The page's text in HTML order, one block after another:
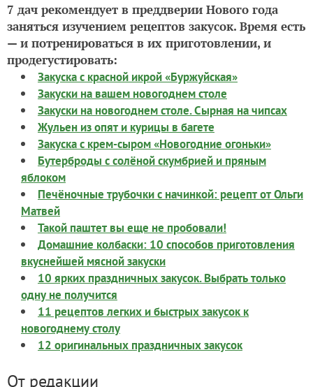
7 дач рекомендует в преддверии Нового года
заняться изучением рецептов закусок. Время есть
— и потренироваться в их приготовлении, и
продегустировать:
Закуска с красной икрой «Буржуйская»
Закуски на вашем новогоднем столе
Закуски на новогоднем столе. Сырная на чипсах
Жульен из опят и курицы в багете
Закуска с крем-сыром «Новогодние огоньки»
Бутерброды с солёной скумбрией и пряным
яблоком
Печёночные трубочки с начинкой: рецепт от Ольги
Матвей
Такой паштет вы еще не пробовали!
Домашние колбаски: 10 способов приготовления
вкуснейшей мясной закуски
10 ярких праздничных закусок. Выбрать только
одну не получится
11 рецептов легких и быстрых закусок к
новогоднему столу
12 оригинальных праздничных закусок
От редакции